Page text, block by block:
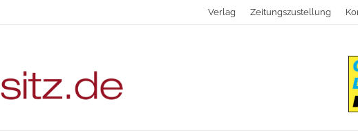
Verlag Zeitungszustellung